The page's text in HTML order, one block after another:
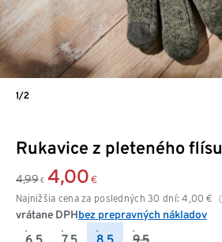
Rukavice z pleteného flísu
4,99 € 4,00 €
Najnižšia cena za posledných 30 dní: 4,00 €
vrátane DPHbez prepravných nákladov
1/2